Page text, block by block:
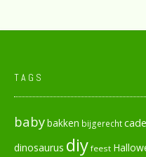
TAGS
babybakken bijgerecht
dinosaurus diy feest